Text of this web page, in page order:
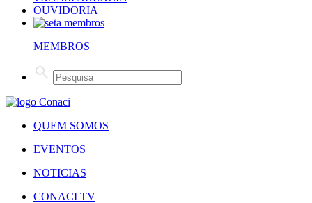
OUVIDORIA
MEMBROS
QUEM SOMOS
EVENTOS
NOTICIAS
CONACI TV